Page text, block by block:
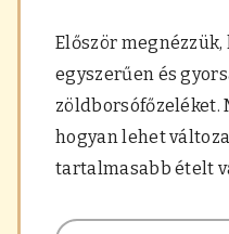
Először
egyszerűen és
zöldborsófőzeléket.
hogyan lehet
tartalmasabb ételt